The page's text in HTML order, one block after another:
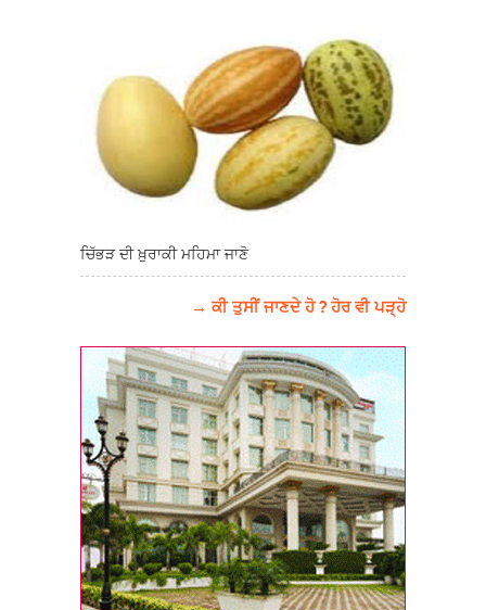
ਚਿੱਭੜ ਦੀ ਖ਼ੁਰਾਕੀ ਮਹਿਮਾ ਜਾਣੋ
→ ਕੀ ਤੁਸੀਂ ਜਾਣਦੇ ਹੋ ? ਹੋਰ ਵੀ ਪੜ੍ਹੋ